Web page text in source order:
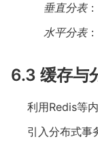
垂直分表
水平分表
6.3 缓存与
利用Redis等
引入分布式事